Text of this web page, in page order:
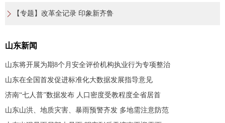
【专题】改革全记录 印象新齐鲁
山东新闻
山东将开展为期8个月安全评价机构执业行为专项整治
山东在全国首发促进标准化大数据发展指导意见
济南“七人普”数据发布 人口密度受教程度全省居首
山东山洪、地质灾害、暴雨预警齐发 多地需注意防范